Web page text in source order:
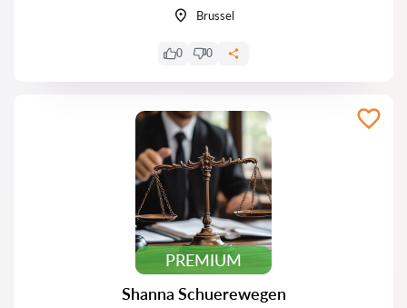
Brussel
0 0
PREMIUM
Shanna Schuerewegen